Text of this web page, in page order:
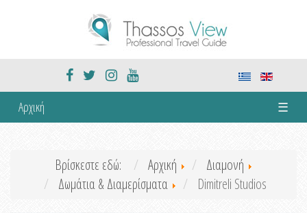
Αρχική ☰
Βρίσκεστε εδώ: Αρχική
Διαμονή
Δωμάτια & Διαμερίσματα
Dimitreli Studios